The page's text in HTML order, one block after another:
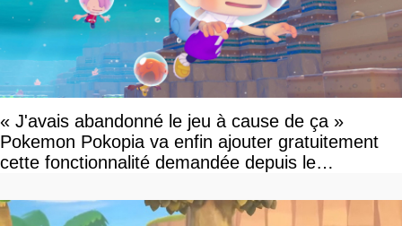
« J'avais abandonné le jeu à cause de ça »
Pokemon Pokopia va enfin ajouter gratuitement
cette fonctionnalité demandée depuis le